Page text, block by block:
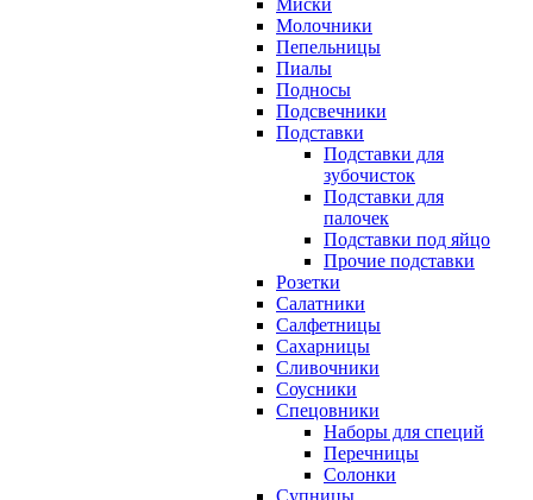
Миски
Молочники
Пепельницы
Пиалы
Подносы
Подсвечники
Подставки
Подставки для
зубочисток
Подставки для
палочек
Подставки под яйцо
Прочие подставки
Розетки
Салатники
Салфетницы
Сахарницы
Сливочники
Соусники
Спецовники
Наборы для специй
Перечницы
Солонки
Супницы